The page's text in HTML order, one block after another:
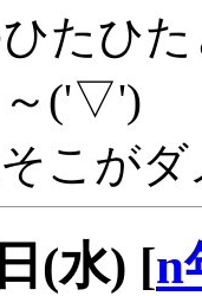
たひ
～('▽')
そこが
(水) [n